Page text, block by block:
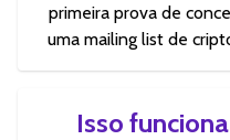
primeira prova de
uma mailing list de
Isso